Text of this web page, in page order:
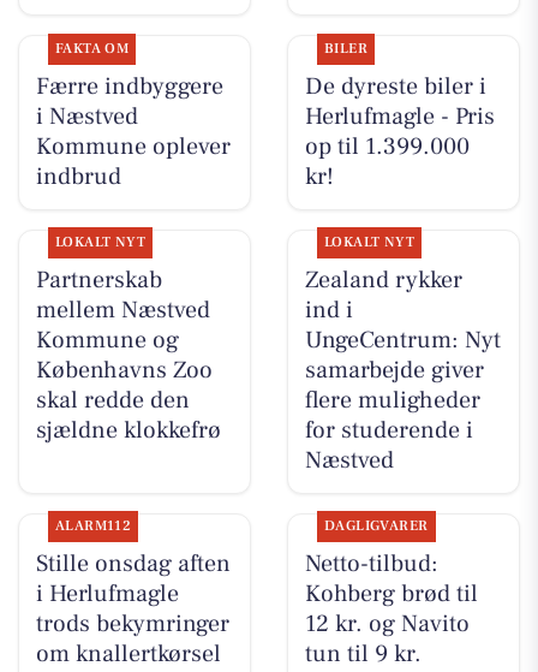
FAKTA OM
Færre indbyggere
i Næstved
Kommune oplever
indbrud
BILER
De dyreste biler i
Herlufmagle - Pris
op til 1.399.000
kr!
LOKALT NYT
Partnerskab
mellem Næstved
Kommune og
Københavns Zoo
skal redde den
sjældne klokkefrø
LOKALT NYT
Zealand rykker
ind i
UngeCentrum: Nyt
samarbejde giver
flere muligheder
for studerende i
Næstved
ALARM112
Stille onsdag aften
i Herlufmagle
trods bekymringer
om knallertkørsel
DAGLIGVARER
Netto-tilbud:
Kohberg brød til
12 kr. og Navito
tun til 9 kr.